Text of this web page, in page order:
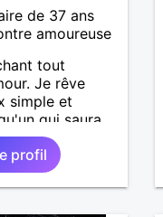
de 37 ans
amoureuse
tout
Je rêve
simple et
qui saura
je suis. Étant
timide mais
veux, j'aimerai
de
profil